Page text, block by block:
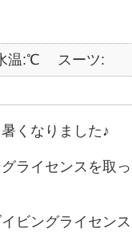
温:℃ スーツ:
くなりました♪
ライセンスを取
ビングライセン